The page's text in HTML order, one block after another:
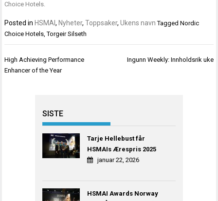
Choice Hotels.
Posted in HSMAI, Nyheter,Toppsaker,Ukens navn TaggedNordic
Choice Hotels,Torgeir Silseth
Innleggsnavigasjon
High Achieving Performance
Enhancer of the Year
Ingunn Weekly: Innholdsrik uke
SISTE
Tarje Hellebust får
HSMAIs Ærespris 2025
januar 22, 2026
HSMAI Awards Norway